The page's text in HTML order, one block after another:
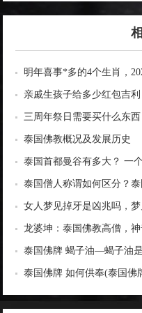
明年喜事*多的4个生肖，
亲戚生孩子给多少红包吉
三周年祭日需要买什么东
泰国佛教概况及发展历史
泰国首都曼谷有多大？ 一
积与各大城市比较
泰国僧人称谓如何区分？泰
女人梦见掉牙是凶兆吗，
龙婆坤：泰国佛教高僧，
导师
泰国佛牌 蝎子油—蝎子油
量
泰国佛牌 如何供奉(泰国佛
南)